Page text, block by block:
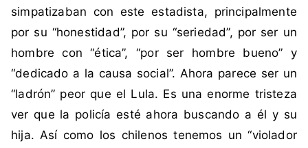
,
e
r
ó
n
i
simpatizaban con este estadista, principalmente
por su “honestidad”, por su “seriedad”, por ser un
hombre con “ética”, “por ser hombre bueno” y
“dedicado a la causa social”. Ahora parece ser un
“ladrón” peor que el Lula. Es una enorme tristeza
ver que la policía esté ahora buscando a él y su
hija. Así como los chilenos tenemos un “violador